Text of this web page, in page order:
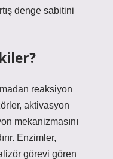
denge sabitini
reaksiyon
aktivasyon
mekanizmasını
Enzimler,
görevi gören